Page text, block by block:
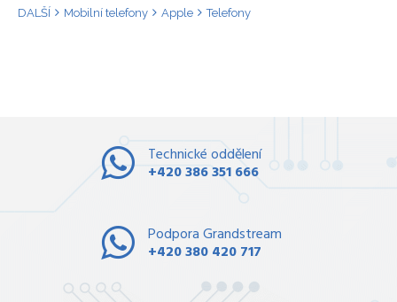
DALŠÍ Mobilní telefony Apple Telefony
Technické oddělení
+420 386 351 666
Podpora Grandstream
+420 380 420 717